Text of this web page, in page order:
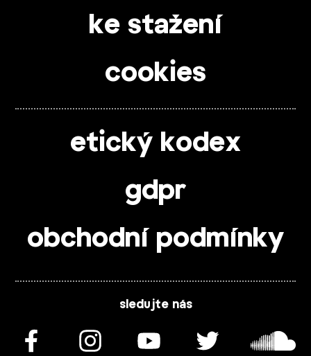
ke stažení
cookies
etický kodex
gdpr
obchodní podmínky
sledujte nás